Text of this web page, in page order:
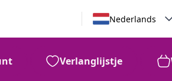
Nederlands
Verlanglijstje